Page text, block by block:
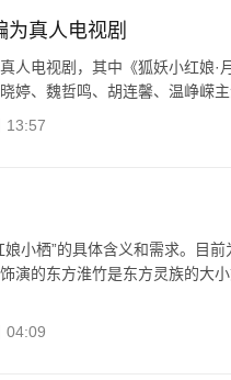
为真人电视剧
人电视剧，其中《狐妖小红娘·
婷、魏哲鸣、胡连馨、温峥嵘
13:57
小栖”的具体含义和需求。目
演的东方淮竹是东方灵族的大
04:09